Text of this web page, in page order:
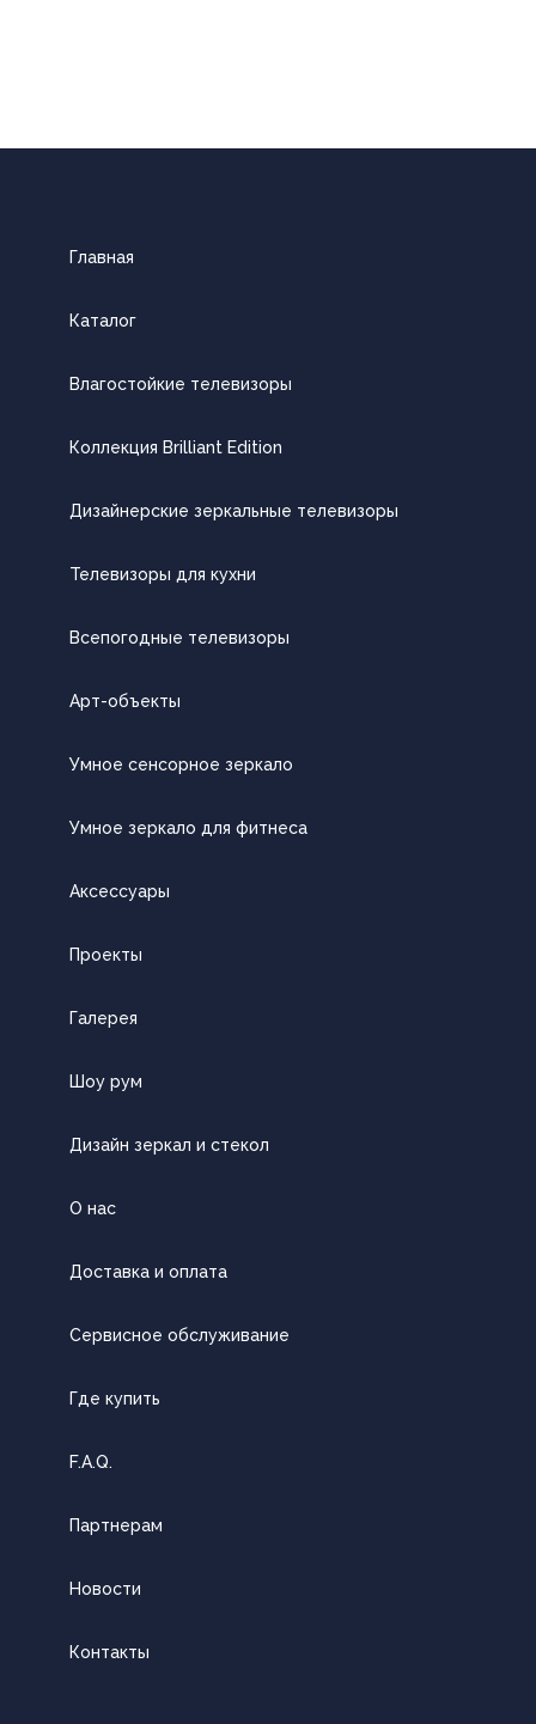
Главная
Каталог
Влагостойкие телевизоры
Коллекция Brilliant Edition
Дизайнерские зеркальные телевизоры
Телевизоры для кухни
Всепогодные телевизоры
Арт-объекты
Умное сенсорное зеркало
Умное зеркало для фитнеса
Аксессуары
Проекты
Галерея
Шоу рум
Дизайн зеркал и стекол
О нас
Доставка и оплата
Сервисное обслуживание
Где купить
F.A.Q.
Партнерам
Новости
Контакты